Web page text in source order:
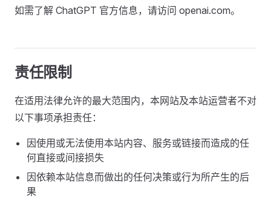
如需了解 ChatGPT 官方信息，请访问 openai.com。
责任限制
在适用法律允许的最大范围内，本网站及本站运营者不对
以下事项承担责任：
因使用或无法使用本站内容、服务或链接而造成的任
何直接或间接损失
因依赖本站信息而做出的任何决策或行为所产生的后
果